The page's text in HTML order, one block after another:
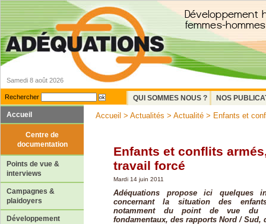
Samedi 8 août 2026
Rechercher QUI SOMMES NOUS ?
NOS
Accueil
Centre de
documentation
Points de vue &
interviews
Campagnes &
plaidoyers
Développement
Accueil > Actualités > Actualité > Enfants et
Enfants et conflits
travail forcé
Mardi 14 juin 2011
Adéquations propose ici quelques
concernant la situation des
notamment du point de vue du
fondamentaux, des rapports Nord / Sud,